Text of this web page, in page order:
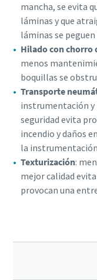
mancha, se evita
láminas y que
láminas se
Hilado con chorro
menos
boquillas se
Transporte
instrumentación y
seguridad evita
incendio y daños
la instrumentación
Texturización:
mejor calidad
provocan una